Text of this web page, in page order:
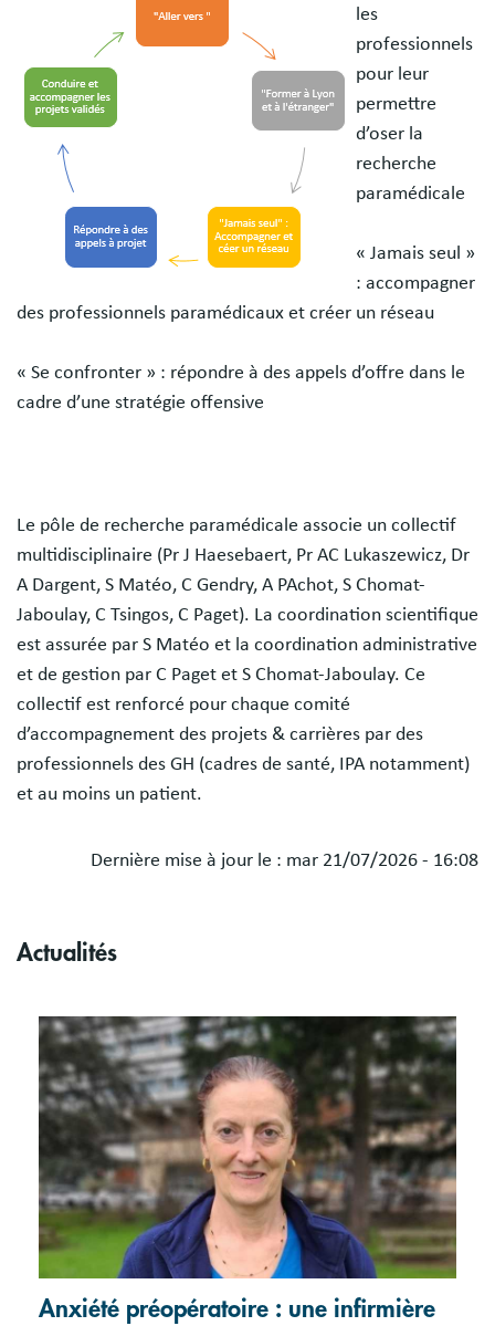
les
professionnels
pour leur
permettre
d’oser la
recherche
paramédicale
« Jamais seul »
: accompagner
des professionnels paramédicaux et créer un réseau
« Se confronter » : répondre à des appels d’offre dans le
cadre d’une stratégie offensive
Le pôle de recherche paramédicale associe un collectif
multidisciplinaire (Pr J Haesebaert, Pr AC Lukaszewicz, Dr
A Dargent, S Matéo, C Gendry, A PAchot, S Chomat-
Jaboulay, C Tsingos, C Paget). La coordination scientifique
est assurée par S Matéo et la coordination administrative
et de gestion par C Paget et S Chomat-Jaboulay. Ce
collectif est renforcé pour chaque comité
d’accompagnement des projets & carrières par des
professionnels des GH (cadres de santé, IPA notamment)
et au moins un patient.
Dernière mise à jour le : mar 21/07/2026 - 16:08
Actualités
Anxiété préopératoire : une infirmière